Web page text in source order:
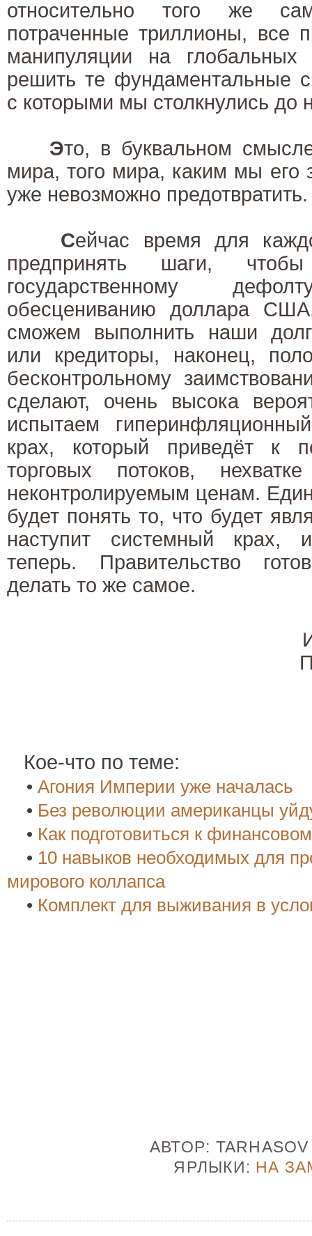
относительно того же
потраченные триллионы, все
манипуляции на
решить те фундаментальные
с которыми мы столкнулись до
Это, в буквальном
мира, того мира, каким мы его
уже невозможно предотвратить.
Сейчас время для
предпринять шаги,
государственному
обесцениванию доллара
сможем выполнить наши
или кредиторы, наконец,
бесконтрольному
сделают, очень высока
испытаем
крах, который приведёт к
торговых потоков,
неконтролируемым ценам.
будет понять то, что будет
наступит системный крах,
теперь. Правительство
делать то же самое.
Кое-что по теме:
• Агония Империи уже началась
• Без революции американцы
• Как подготовиться к
• 10 навыков необходимых для
мирового коллапса
• Комплект для выживания в
АВТОР:
ЯРЛЫКИ: НА